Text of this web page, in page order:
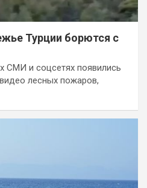
Турции борются с
СМИ и соцсетях появились
лесных пожаров,